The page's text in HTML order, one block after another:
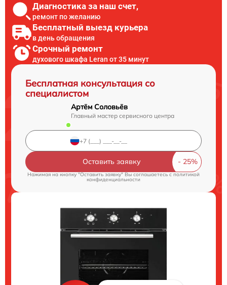
Диагностика за наш счет,
ремонт по желанию
Бесплатный выезд курьера
в день обращения
Срочный ремонт
духового шкафа Leran от 35 минут
Бесплатная консультация со
специалистом
Артём Соловьёв
Главный мастер сервисного центра
Оставить заявку
Нажимая на кнопку "Оставить заявку" Вы соглашаетесь c политикой
конфиденциальности